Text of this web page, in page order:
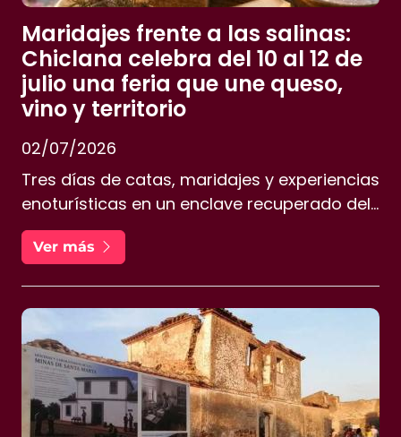
Maridajes frente a las salinas:
Chiclana celebra del 10 al 12 de
julio una feria que une queso,
vino y territorio
02/07/2026
Tres días de catas, maridajes y experiencias
enoturísticas en un enclave recuperado del
patrimonio salinero de la Bahía de Cádiz.
Ver más